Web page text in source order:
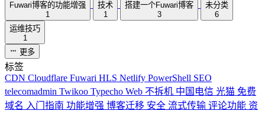
Fuwari博客的功能增强
1
技术
1
搭建一个Fuwari博客
3
未分类
6
运维技巧
1
更多
标签
CDN Cloudflare Fuwari HLS Netlify PowerShell SEO
telecomadmin Twikoo Typecho Web 不拆机 中国电信 光猫 免费
域名 入门指南 功能增强 博客迁移 安全 流式传输 评论功能 资